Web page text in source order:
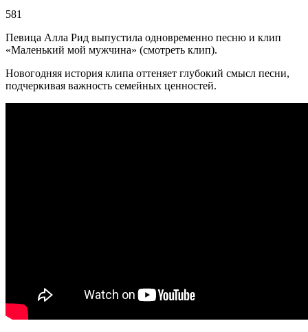
581
Певица Алла Рид выпустила одновременно песню и клип
«Маленький мой мужчина» (смотреть клип).
Новогодняя история клипа оттеняет глубокий смысл песни,
подчеркивая важность семейных ценностей.